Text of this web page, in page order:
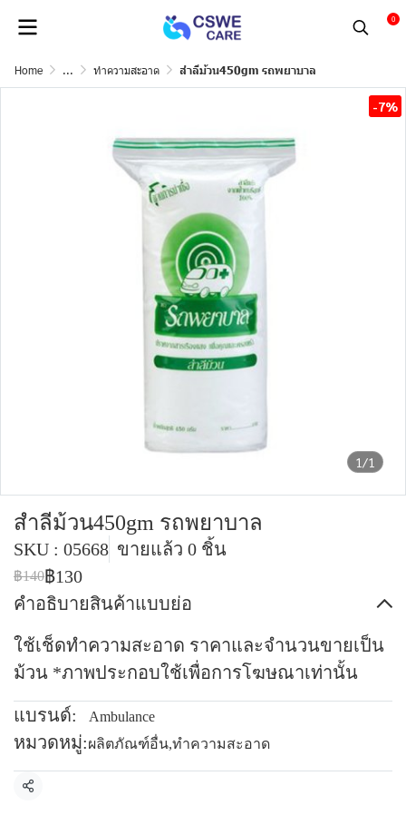
0
Home ... ทำความสะอาด สำลีม้วน450gm รถพยาบาล
1/1
-7%
สำลีม้วน450gm รถพยาบาล
SKU : 05668 ขายแล้ว 0 ชิ้น
฿140฿130
คำอธิบายสินค้าแบบย่อ
ใช้เช็ดทำความสะอาด ราคาและจำนวนขายเป็น
ม้วน *ภาพประกอบใช้เพื่อการโฆษณาเท่านั้น
แบรนด์: Ambulance
หมวดหมู่:ผลิตภัณฑ์อื่น,ทำความสะอาด
แชร์